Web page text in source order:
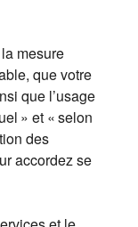
mesure
que votre
que l’usage
» et « selon
des
accordez se